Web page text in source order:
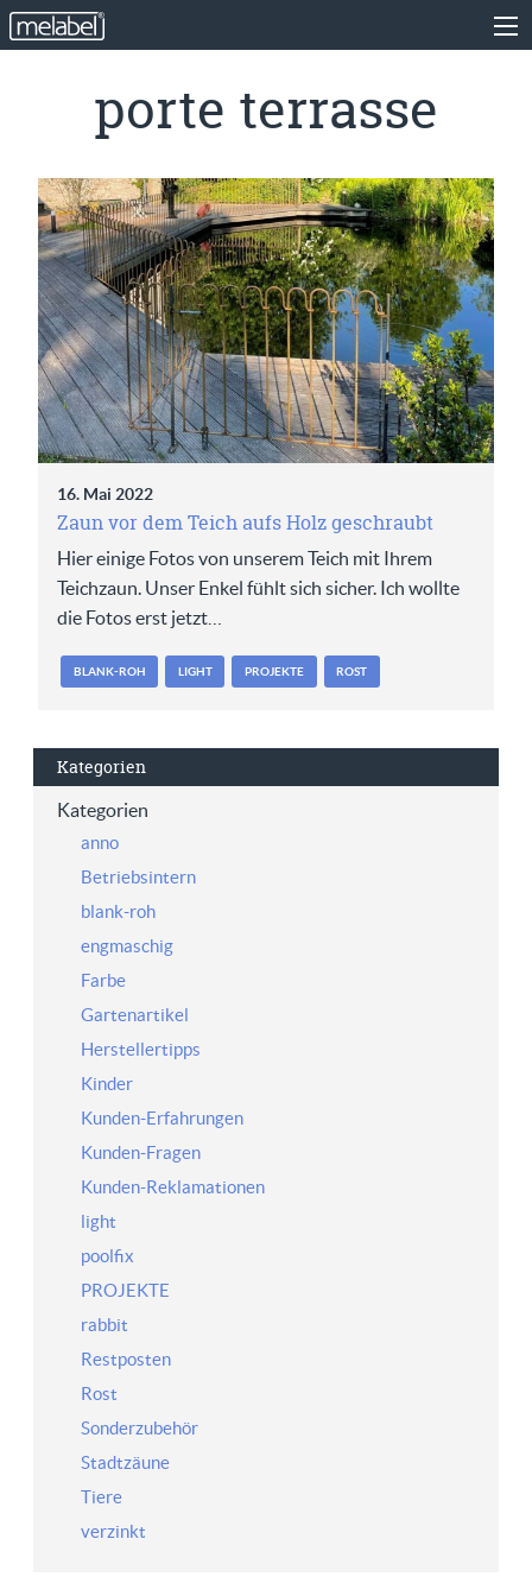
porte terrasse
16. Mai 2022
Zaun vor dem Teich aufs Holz geschraubt
Hier einige Fotos von unserem Teich mit Ihrem
Teichzaun. Unser Enkel fühlt sich sicher. Ich wollte
die Fotos erst jetzt…
BLANK-ROH LIGHT PROJEKTE ROST
Kategorien
Kategorien
anno
Betriebsintern
blank-roh
engmaschig
Farbe
Gartenartikel
Herstellertipps
Kinder
Kunden-Erfahrungen
Kunden-Fragen
Kunden-Reklamationen
light
poolfix
PROJEKTE
rabbit
Restposten
Rost
Sonderzubehör
Stadtzäune
Tiere
verzinkt